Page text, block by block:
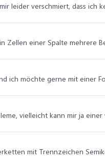
leider verschmiert, dass ich
Zellen einer Spalte mehrere
ich möchte gerne mit einer
vielleicht kann mir ja
mit Trennzeichen